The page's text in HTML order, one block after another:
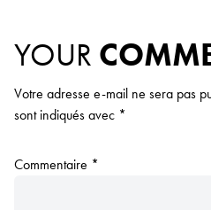
YOUR
Votre adresse e-mail ne sera pas
sont indiqués avec *
Commentaire *